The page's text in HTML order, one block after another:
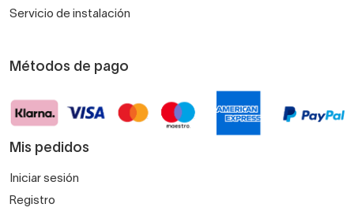
Servicio de instalación
Métodos de pago
Mis pedidos
Iniciar sesión
Registro